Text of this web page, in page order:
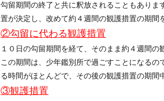
勾留期間の終了と共に釈放されることもあり
置が決定し、改めて約４週間の観護措置の期間
②勾留に代わる観護措置
１０日の勾留期間を経て、そのまま約４週間の
この期間は、少年鑑別所で過ごすことになる
る時間がほとんどで、その後の観護措置の期間
③観護措置